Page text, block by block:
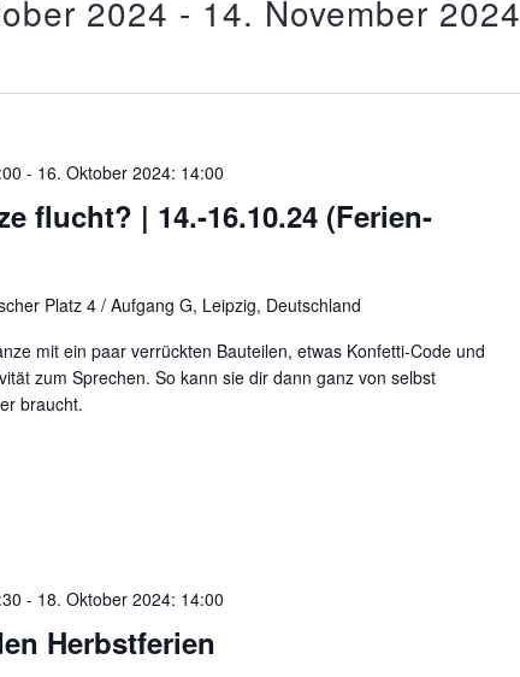
2024 - 14. November 2024
flucht? | 14.-16.10.24 (Ferien-
- 16. Oktober 2024: 14:00
Platz 4 / Aufgang G, Leipzig, Deutschland
mit ein paar verrückten Bauteilen, etwas Konfetti-Code und
zum Sprechen. So kann sie dir dann ganz von selbst
braucht.
Herbstferien
- 18. Oktober 2024: 14:00